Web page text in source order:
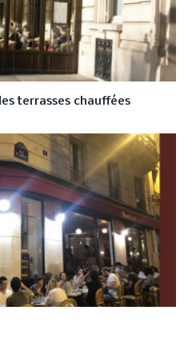
terrasses chauffées